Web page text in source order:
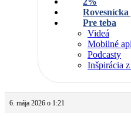
Pre teba
Videá
Mobilné
Podcasty
Inšpirácia
6. mája 2026 o 1:21